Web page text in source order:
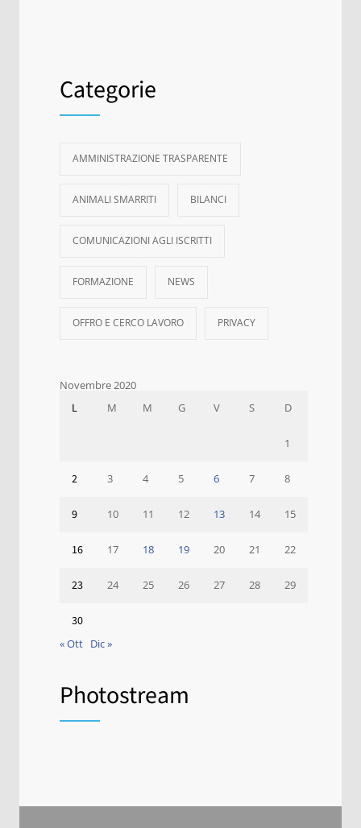
Categorie
AMMINISTRAZIONE TRASPARENTE
ANIMALI SMARRITI BILANCI
COMUNICAZIONI AGLI ISCRITTI
FORMAZIONE NEWS
OFFRO E CERCO LAVORO PRIVACY
Novembre 2020
L M M G V S D
1
2 3 4 5 6 7 8
9 10 11 12 13 14 15
16 17 18 19 20 21 22
23 24 25 26 27 28 29
30
« Ott Dic »
Photostream